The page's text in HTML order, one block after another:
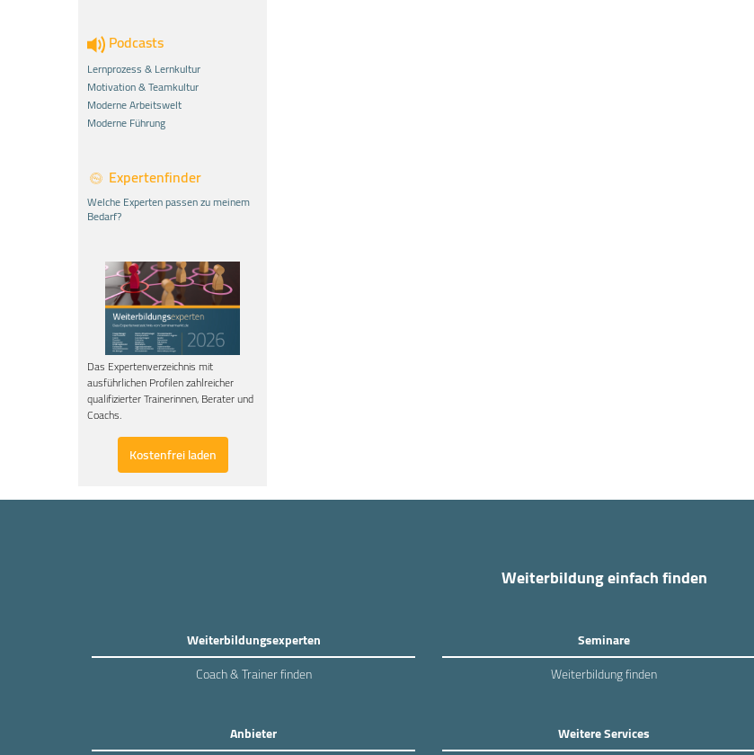
Podcasts
Lernprozess & Lernkultur
Motivation & Teamkultur
Moderne Arbeitswelt
Moderne Führung
Expertenfinder
Welche Experten passen zu meinem
Bedarf?
Das Expertenverzeichnis mit
ausführlichen Profilen zahlreicher
qualifizierter Trainerinnen, Berater und
Coachs.
Kostenfrei laden
Weiterbildung einfach finden
Weiterbildungsexperten
Coach & Trainer finden
Seminare
Weiterbildung finden
Anbieter Weitere Services